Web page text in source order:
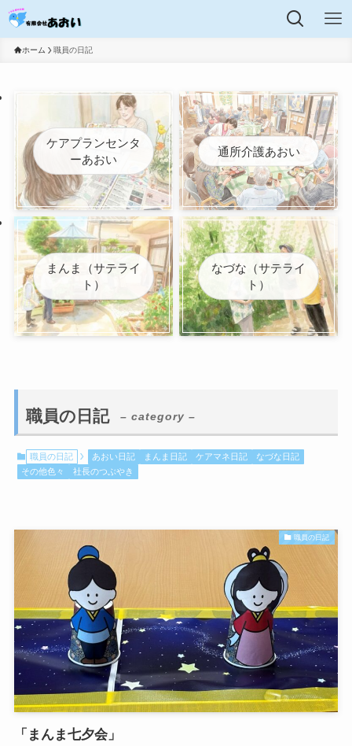
ホーム 職員の日記
ケアプランセンタ
ーあおい
通所介護あおい
まんま（サテライ
ト）
なづな（サテライ
ト）
職員の日記 – category –
職員の日記 あおい日記 まんま日記 ケアマネ日記
なづな日記
その他色々
社長のつぶやき
職員の日記
「まんま七夕会」